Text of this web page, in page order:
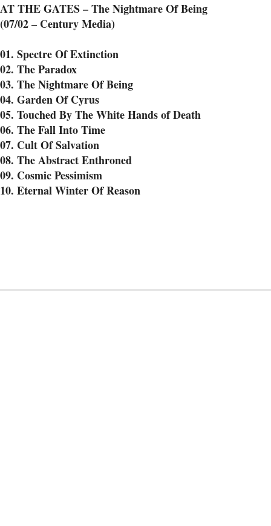
AT THE GATES – The Nightmare Of Being
(07/02 – Century Media)
01. Spectre Of Extinction
02. The Paradox
03. The Nightmare Of Being
04. Garden Of Cyrus
05. Touched By The White Hands of Death
06. The Fall Into Time
07. Cult Of Salvation
08. The Abstract Enthroned
09. Cosmic Pessimism
10. Eternal Winter Of Reason